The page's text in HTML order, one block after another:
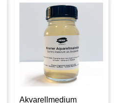
Akvarellmedium